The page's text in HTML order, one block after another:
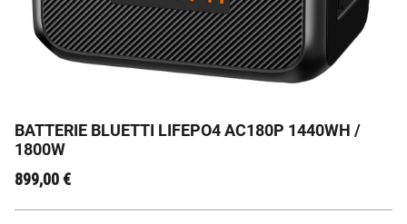
Un super compromis entre autonomie et stockage
énergie avec 5 ans de garantie
BATTERIE BLUETTI LIFEPO4 AC180P 1440WH /
1800W
899,00€